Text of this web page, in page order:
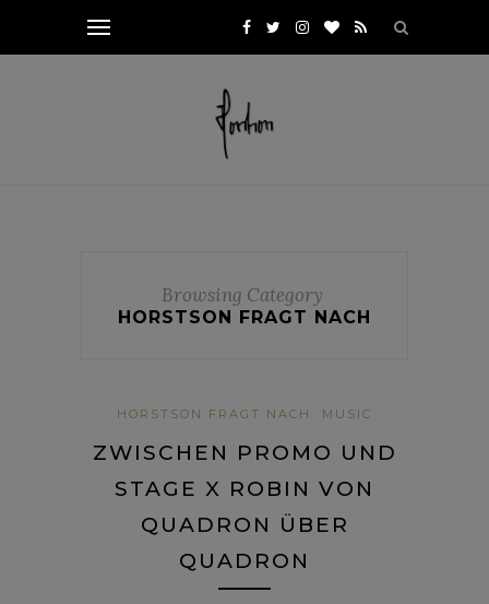
Browsing Category
HORSTSON FRAGT NACH
HORSTSON FRAGT NACH MUSIC
ZWISCHEN PROMO UND
STAGE X ROBIN VON
QUADRON ÜBER
QUADRON